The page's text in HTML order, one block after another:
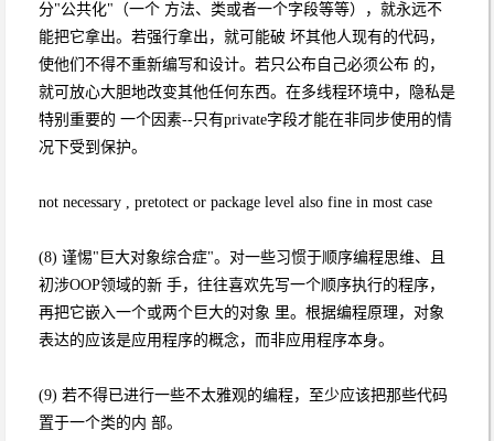
分"公共化"（一个 方法、类或者一个字段等等），就永远不
能把它拿出。若强行拿出，就可能破 坏其他人现有的代码，
使他们不得不重新编写和设计。若只公布自己必须公布 的，
就可放心大胆地改变其他任何东西。在多线程环境中，隐私是
特别重要的 一个因素--只有private字段才能在非同步使用的情
况下受到保护。
not necessary , pretotect or package level also fine in most case
(8) 谨惕"巨大对象综合症"。对一些习惯于顺序编程思维、且
初涉OOP领域的新 手，往往喜欢先写一个顺序执行的程序，
再把它嵌入一个或两个巨大的对象 里。根据编程原理，对象
表达的应该是应用程序的概念，而非应用程序本身。
(9) 若不得已进行一些不太雅观的编程，至少应该把那些代码
置于一个类的内 部。